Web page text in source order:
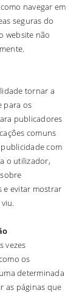
navegar em
seguras do
website não
tornar a
para os
publicadores
comuns
com
o utilizador,
e evitar mostrar
vezes
os
determinada
as páginas que